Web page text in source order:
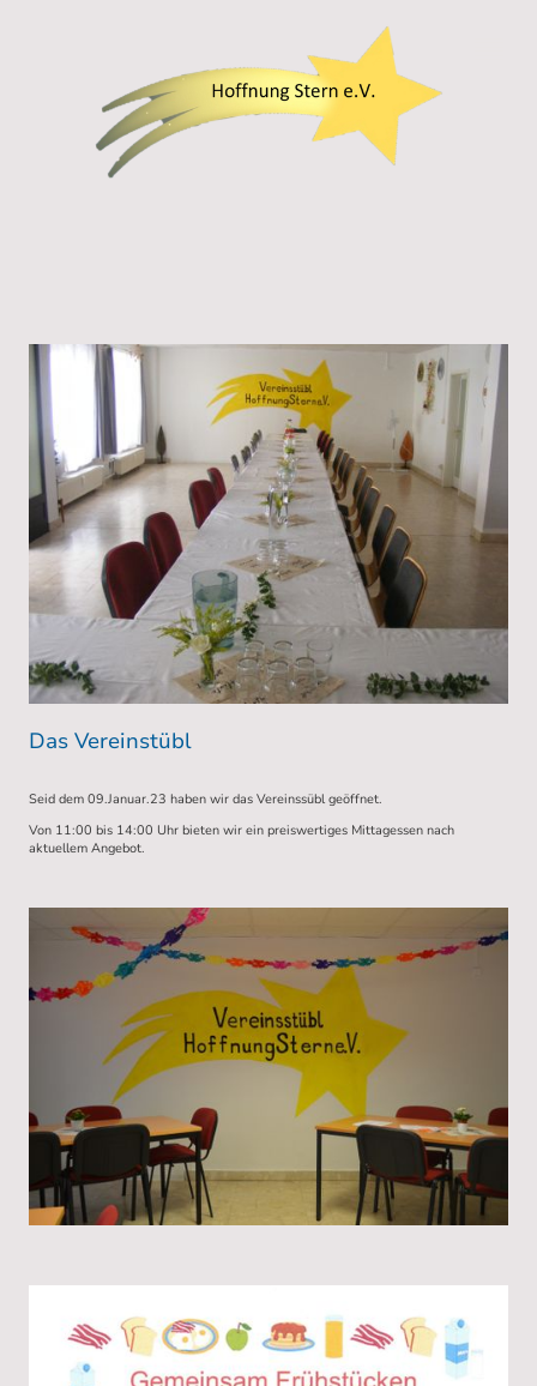
Das Vereinstübl
Seid dem 09.Januar.23 haben wir das Vereinssübl geöffnet.
Von 11:00 bis 14:00 Uhr bieten wir ein preiswertiges Mittagessen nach
aktuellem Angebot.